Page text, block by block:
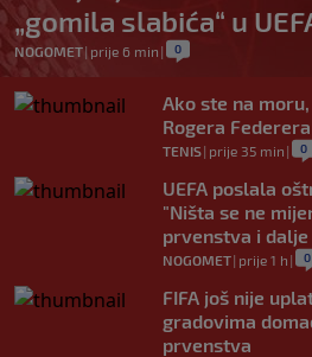
„gomila slabića“ u
NOGOMET| prije 6 min | 0
Ako ste na
Rogera Federera
TENIS| prije 35 min | 0
UEFA poslala
"Ništa se ne
prvenstva i dalje
NOGOMET| prije 1 h | 0
FIFA još nije
gradovima
prvenstva